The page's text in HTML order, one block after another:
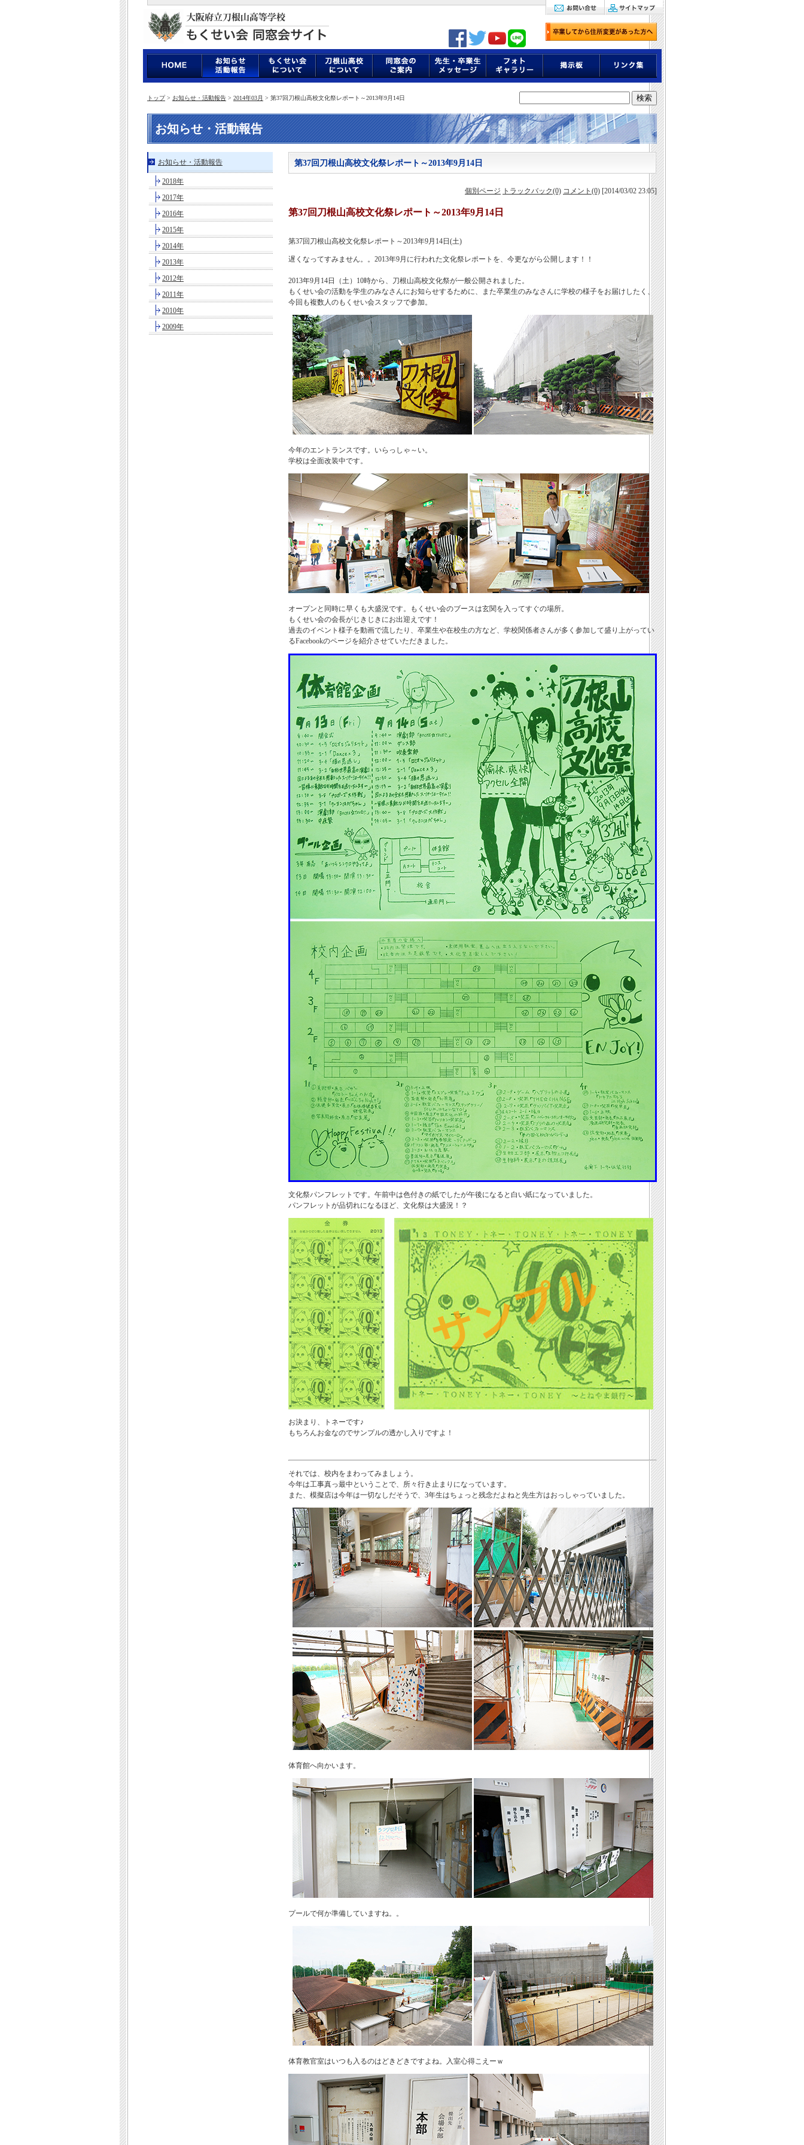
トップ> お知らせ・活動報告 > 2014年03月 > 第37回刀根山高校文化祭レポート～2013年9月14日
お知らせ・活動報告
お知らせ・活動報告
2018年
2017年
2016年
2015年
2014年
2013年
2012年
2011年
2010年
2009年
第37回刀根山高校文化祭レポート～2013年9月14日
個別ページ トラックバック(0) コメント(0) [2014/03/02 23:05]
第37回刀根山高校文化祭レポート～2013年9月14日
第37回刀根山高校文化祭レポート～2013年9月14日(土)
遅くなってすみません。。2013年9月に行われた文化祭レポートを、今更ながら公開します！！
2013年9月14日（土）10時から、刀根山高校文化祭が一般公開されました。
もくせい会の活動を学生のみなさんにお知らせするために、また卒業生のみなさんに学校の様子をお届けしたく、
今回も複数人のもくせい会スタッフで参加。
今年のエントランスです。いらっしゃ～い。
学校は全面改装中です。
オープンと同時に早くも大盛況です。もくせい会のブースは玄関を入ってすぐの場所。
もくせい会の会長がじきじきにお出迎えです！
過去のイベント様子を動画で流したり、卒業生や在校生の方など、学校関係者さんが多く参加して盛り上がってい
るFacebookのページを紹介させていただきました。
文化祭パンフレットです。午前中は色付きの紙でしたが午後になると白い紙になっていました。
パンフレットが品切れになるほど、文化祭は大盛況！？
お決まり、トネーです♪
もちろんお金なのでサンプルの透かし入りですよ！
それでは、校内をまわってみましょう。
今年は工事真っ最中ということで、所々行き止まりになっています。
また、模擬店は今年は一切なしだそうで、3年生はちょっと残念だよねと先生方はおっしゃっていました。
体育館へ向かいます。
プールで何か準備していますね。。
体育教官室はいつも入るのはどきどきですよね。入室心得こえーｗ